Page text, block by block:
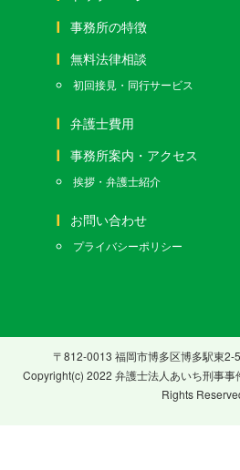
事務所の特徴
無料法律相談
初回接見・同行サービス
弁護士費用
事務所案内・アクセス
挨拶・弁護士紹介
お問い合わせ
プライバシーポリシー
〒812-0013 福岡市博多区博多駅東2-
Copyright(c) 2022 弁護士法人あいち刑事
Rights